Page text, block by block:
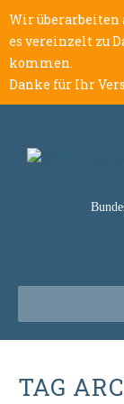
Wir überarbeiten
es vereinzelt zu
kommen.
Danke für Ihr
TAG